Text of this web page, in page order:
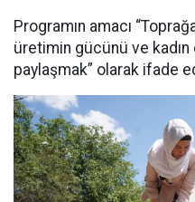
Programın amacı
üretimin gücünü ve
paylaşmak” olarak ifade